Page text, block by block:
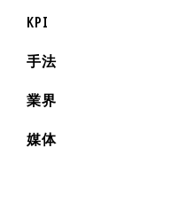
KPI
手法
業界
媒体